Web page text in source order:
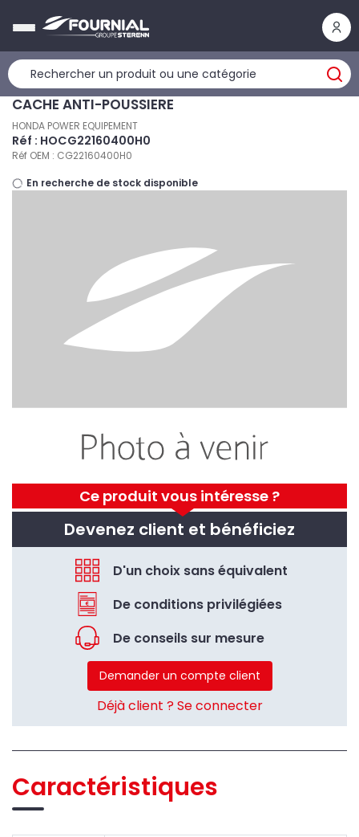
Ce produit vous intéresse ?
Devenez client et bénéficiez
D'un choix sans équivalent
De conditions privilégiées
De conseils sur mesure
Demander un compte client
Déjà client ? Se connecter
CACHE ANTI-POUSSIERE
HONDA POWER EQUIPEMENT
Réf : HOCG22160400H0
Réf OEM : CG22160400H0
En recherche de stock disponible
Caractéristiques